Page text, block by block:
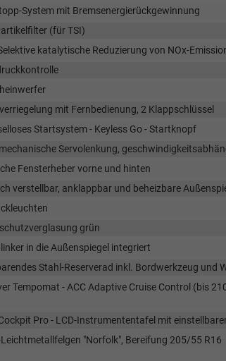
System mit Bremsenergierückgewinnung
(für TSI)
katalytische Reduzierung von NOx-
mit Fernbedienung, 2 Klappschlüssel
Startsystem - Keyless Go - Startknopf
Servolenkung,
Fensterheber vorne und hinten
verstellbar, anklappbar und beheizbare
grün
in die Außenspiegel integriert
Stahl-Reserverad inkl. Bordwerkzeug und
Tempomat - ACC Adaptive Cruise Control (bis
Pro - LCD-Instrumententafel mit
"Norfolk", Bereifung 205/55 R16